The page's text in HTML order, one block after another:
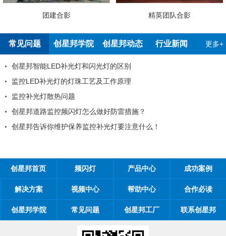
团建合影 精英团队合影
常见问题 创星邦学院 创星邦动态 行业新闻 更多+
创星邦智能LED补光灯和闪光灯的区别
监控LED补光灯的灯珠工艺及工作原理
监控补光灯散热问题
创星邦道路监控频闪灯怎么做好防雷措施？
创星邦告诉你维护保养监控补光灯要注意什么！
创星邦首页 频闪灯 产品中心 成功案例
解决方案 视频中心 帮助中心 合作必读
创星邦学院 常见问题 创星邦工厂 联系创星邦